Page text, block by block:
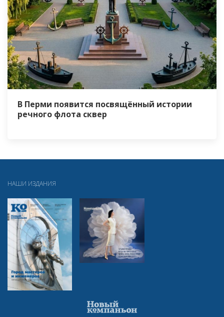
В Перми появится посвящённый истории
речного флота сквер
НАШИ ИЗДАНИЯ